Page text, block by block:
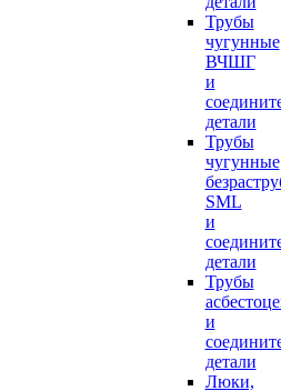
Трубы
чугунные
ВЧШГ
и
детали
Трубы
чугунные
SML
и
детали
Трубы
и
детали
Люки,